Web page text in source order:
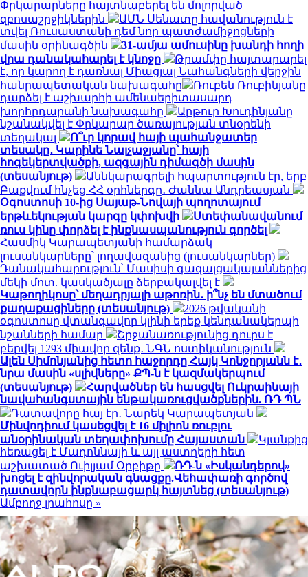
Փրկարարները հայտնաբերել են մոլորված
զբոսաշրջիկներին
ԱՄՆ Սենատը հավանություն է
տվել Ռուսաստանի դեմ նոր պատժամիջոցների
մասին օրինագծին
31-ամյա ամուսինը խանդի հողի
վրա դանակահարել է կնոջը
Թրամփը հայտարարել
է, որ կարող է դառնալ Միացյալ Նահանգների վերջին
հանրապետական ​​նախագահը
Ռուբեն Ռուբինյանը
դարձել է աշխարհի ամենաերիտասարդ
խորհրդարանի նախագահը
Արթուր Խուդինյանը
նշանակվել է Փրկարար ծառայության տնօրենի
տեղակալ
Ո՞ւր կորավ հայի պահանջատեր
տեսակը․ Կարինե Նալչաջյանը՝ հայի
հոգեկերտվածքի, ազգային դիմագծի մասին
(տեսանյութ)
Աննկարագրելի հպարտություն էր, երբ
Բաքվում հնչեց ՀՀ օրհներգը․ Ժաննա Անդրեասյան
Օգոստոսի 10-ից Սայաթ-Նովայի պողոտայում
երթևեկության կարգը կփոխվի
Ստեփանավանում
ռուս կինը փորձել է ինքնասպանություն գործել
Հասմիկ Կարապետյանի համարձակ
լուսանկարները՝ լողավազանից (լուսանկարներ)
Դանակահարություն՝ Մասիսի գազալցակայաններից
մեկի մոտ. կասկածյալը ձերբակալվել է
Կաթողիկոսը՝ մեղադրյալի աթոռին․ ի՞նչ են մտածում
քաղաքացիները (տեսանյութ)
2026 թվականի
օգոստոսը վտանգավոր կլինի երեք կենդանակերպի
նշանների համար
Շրջանառությունից դուրս է
բերվել 1293 միավոր զենք․ ՆԳՆ ոստիկանություն
Ալեն Սիմոնյանից հետո հաջորդը Հայկ Կոնջորյանն է․
նրա մասին «սլիվները» ՔՊ-ն է կազմակերպում
(տեսանյութ)
Հարվածներ են հասցվել Ուկրաինայի
նավահանգստային ենթակառուցվածքներին. ՌԴ ՊՆ
Դատավորը հայ էր․ Նարեկ Կարապետյան
Մինվոդիում կասեցվել է 16 միլիոն ռուբլու
անօրինական տեղափոխումը Հայաստան
Կյանքից
հեռացել է Մադոննայի և այլ աստղերի հետ
աշխատած Ուիլյամ Օրբիթը
ՌԴ-ն «Իսկանդերով»
խոցել է զինվորական գնացքը.Վեհափառի գործով
դատավորն ինքնաբացարկ հայտնեց (տեսանյութ)
Ամբողջ լրահոսը »